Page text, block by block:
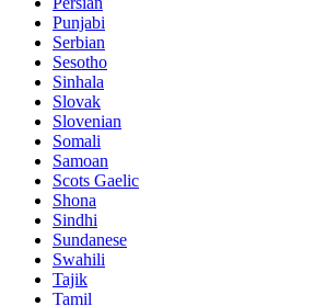
Punjabi
Serbian
Sesotho
Sinhala
Slovak
Slovenian
Somali
Samoan
Scots Gaelic
Shona
Sindhi
Sundanese
Swahili
Tajik
Tamil